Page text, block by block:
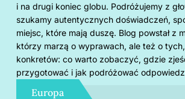
i na drugi koniec globu. Podróżujemy z
szukamy autentycznych doświadczeń,
miejsc, które mają duszę. Blog powstał z
którzy marzą o wyprawach, ale też o
konkretów: co warto zobaczyć, gdzie
przygotować i jak podróżować
Europa